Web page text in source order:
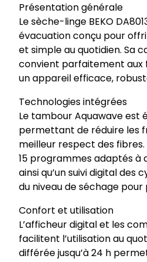
Présentation générale
Le sèche-linge BEKO
évacuation conçu pour
et simple au quotidien. Sa
convient parfaitement
un appareil efficace,
Technologies intégrées
Le tambour Aquawave est
permettant de réduire les
meilleur respect des
15 programmes adaptés à
ainsi qu’un suivi digital des
du niveau de séchage pour
Confort et utilisation
L’afficheur digital et les
facilitent l’utilisation au
différée jusqu’à 24 h